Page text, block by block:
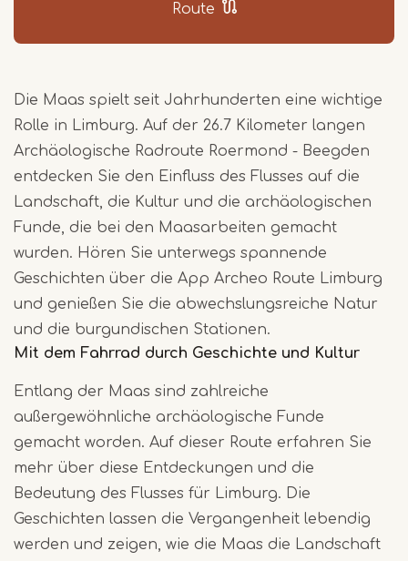
Route
Die Maas spielt seit Jahrhunderten eine wichtige
Rolle in Limburg. Auf der 26.7 Kilometer langen
Archäologische Radroute Roermond - Beegden
entdecken Sie den Einfluss des Flusses auf die
Landschaft, die Kultur und die archäologischen
Funde, die bei den Maasarbeiten gemacht
wurden. Hören Sie unterwegs spannende
Geschichten über die App Archeo Route Limburg
und genießen Sie die abwechslungsreiche Natur
und die burgundischen Stationen.
Mit dem Fahrrad durch Geschichte und Kultur
Entlang der Maas sind zahlreiche
außergewöhnliche archäologische Funde
gemacht worden. Auf dieser Route erfahren Sie
mehr über diese Entdeckungen und die
Bedeutung des Flusses für Limburg. Die
Geschichten lassen die Vergangenheit lebendig
werden und zeigen, wie die Maas die Landschaft